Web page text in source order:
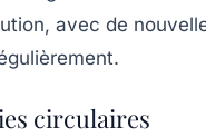
avec de
circulaires